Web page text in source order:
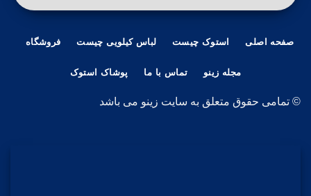
صفحه اصلی استوک چیست لباس کیلویی چیست فروشگاه
مجله زینو تماس با ما پوشاک استوک
© تمامی حقوق متعلق به سایت زینو می باشد